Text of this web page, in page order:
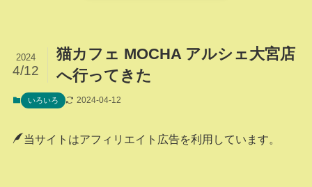
猫カフェ MOCHA アルシェ大宮店
へ行ってきた
2024
4/12
いろいろ 2024-04-12
当サイトはアフィリエイト広告を利用しています。